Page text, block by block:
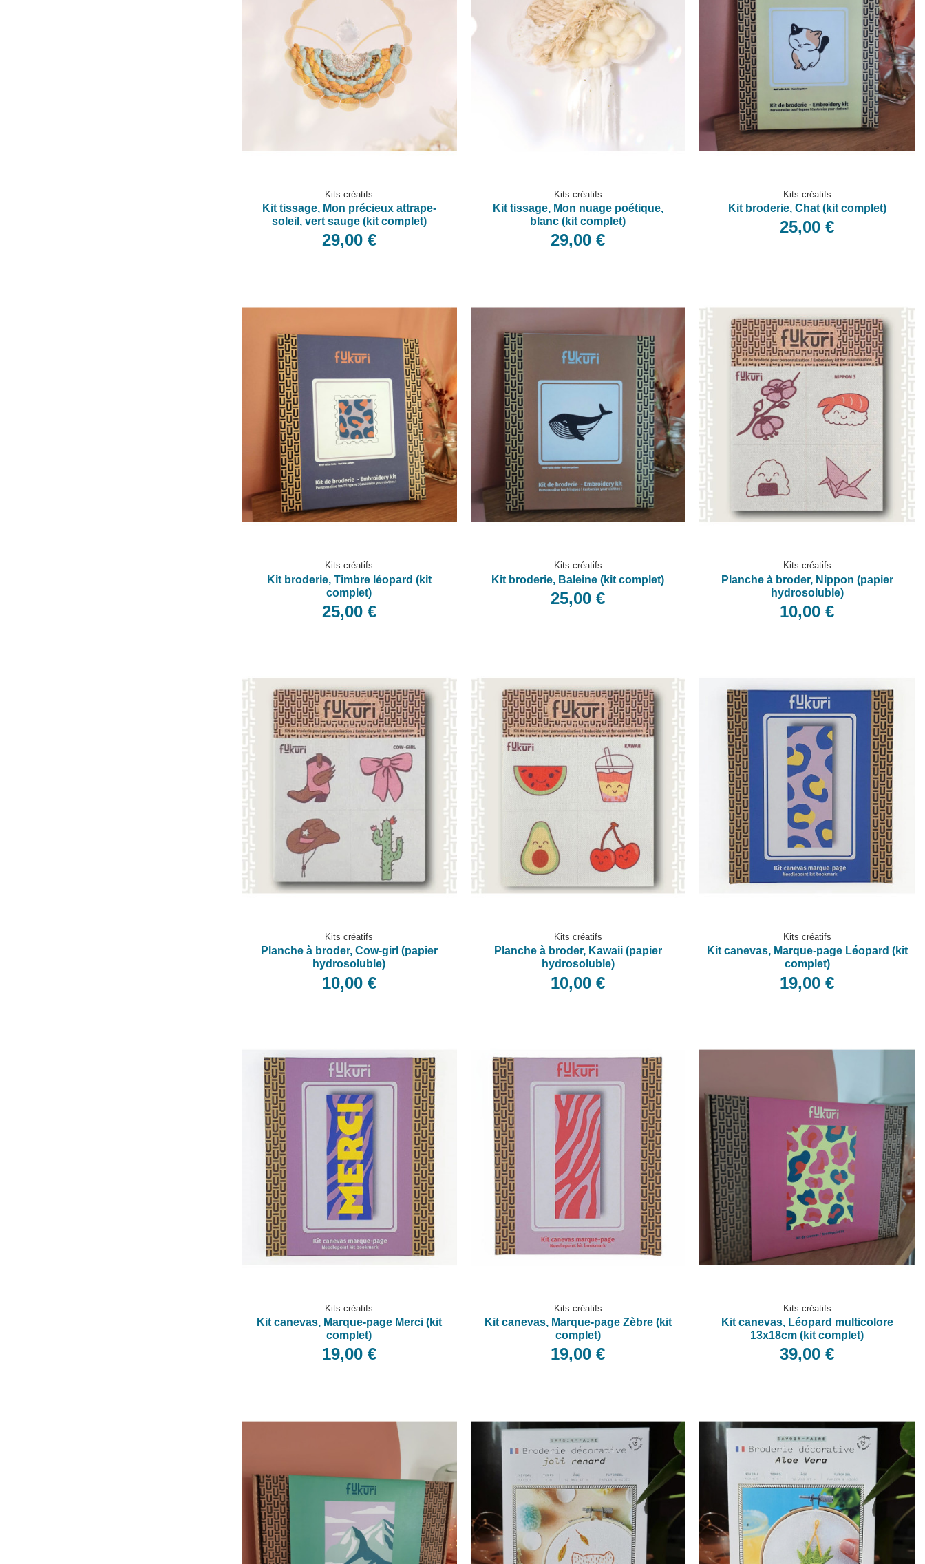
Kits créatifs
Kit tissage, Mon précieux attrape-
soleil, vert sauge (kit complet)
29,00 €
Kits créatifs
Kit tissage, Mon nuage poétique,
blanc (kit complet)
29,00 €
Kits créatifs
Kit broderie, Chat (kit complet)
25,00 €
Kits créatifs
Kit broderie, Timbre léopard (kit
complet)
25,00 €
Kits créatifs
Kit broderie, Baleine (kit complet)
25,00 €
Kits créatifs
Planche à broder, Nippon (papier
hydrosoluble)
10,00 €
Kits créatifs
Planche à broder, Cow-girl (papier
hydrosoluble)
10,00 €
Kits créatifs
Planche à broder, Kawaii (papier
hydrosoluble)
10,00 €
Kits créatifs
Kit canevas, Marque-page Léopard (kit
complet)
19,00 €
Kits créatifs
Kit canevas, Marque-page Merci (kit
complet)
19,00 €
Kits créatifs
Kit canevas, Marque-page Zèbre (kit
complet)
19,00 €
Kits créatifs
Kit canevas, Léopard multicolore
13x18cm (kit complet)
39,00 €